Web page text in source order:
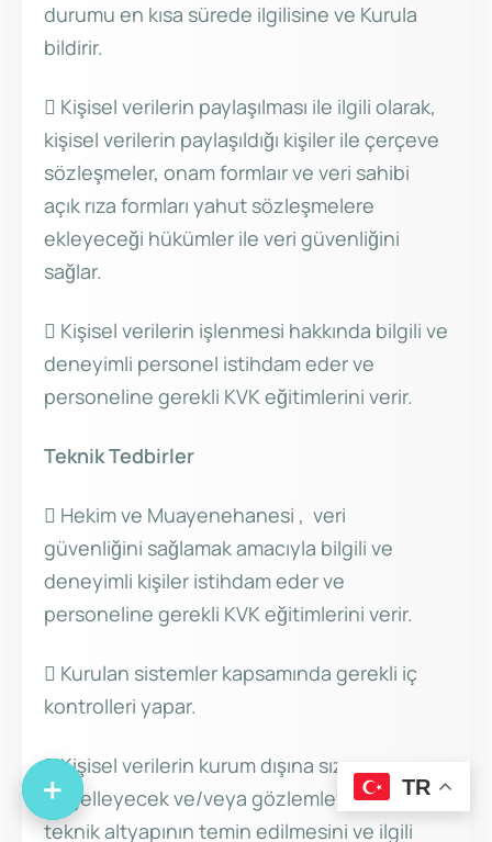
durumu en kısa sürede ilgilisine ve Kurula
bildirir.
 Kişisel verilerin paylaşılması ile ilgili olarak,
kişisel verilerin paylaşıldığı kişiler ile çerçeve
sözleşmeler, onam formlaır ve veri sahibi
açık rıza formları yahut sözleşmelere
ekleyeceği hükümler ile veri güvenliğini
sağlar.
 Kişisel verilerin işlenmesi hakkında bilgili ve
deneyimli personel istihdam eder ve
personeline gerekli KVK eğitimlerini verir.
Teknik Tedbirler
 Hekim ve Muayenehanesi , veri
güvenliğini sağlamak amacıyla bilgili ve
deneyimli kişiler istihdam eder ve
personeline gerekli KVK eğitimlerini verir.
 Kurulan sistemler kapsamında gerekli iç
kontrolleri yapar.
 Kişisel verilerin kurum dışına sızmasını
engelleyecek ve/veya gözlemleyecek
teknik altyapının temin edilmesini ve ilgili
+ TR